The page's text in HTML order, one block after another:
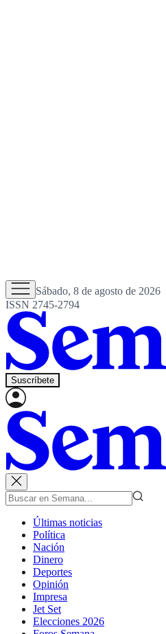
Sábado, 8 de agosto de 2026
ISSN 2745-2794
Suscríbete
Últimas noticias
Política
Nación
Dinero
Deportes
Opinión
Impresa
Jet Set
Elecciones 2026